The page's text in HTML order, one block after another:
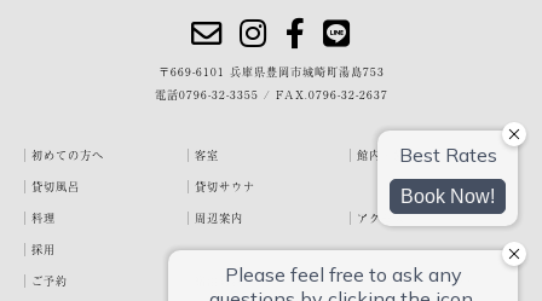
〒669-6101 兵庫県豊岡市城崎町湯島753
電話0796-32-3355 / FAX.0796-32-2637
初めての方へ 客室
館内・施設
貸切風呂
貸切サウナ
料理
周辺案内
アクセス
採用
ご予約
宿泊約款 プライバシーポリシー